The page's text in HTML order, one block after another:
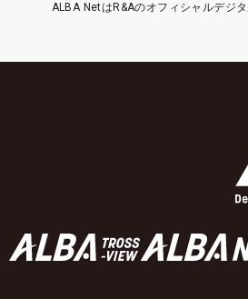
ALBA NetはR&Aのオフィシャルデジ